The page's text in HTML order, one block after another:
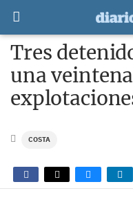
Tres
una
COSTA